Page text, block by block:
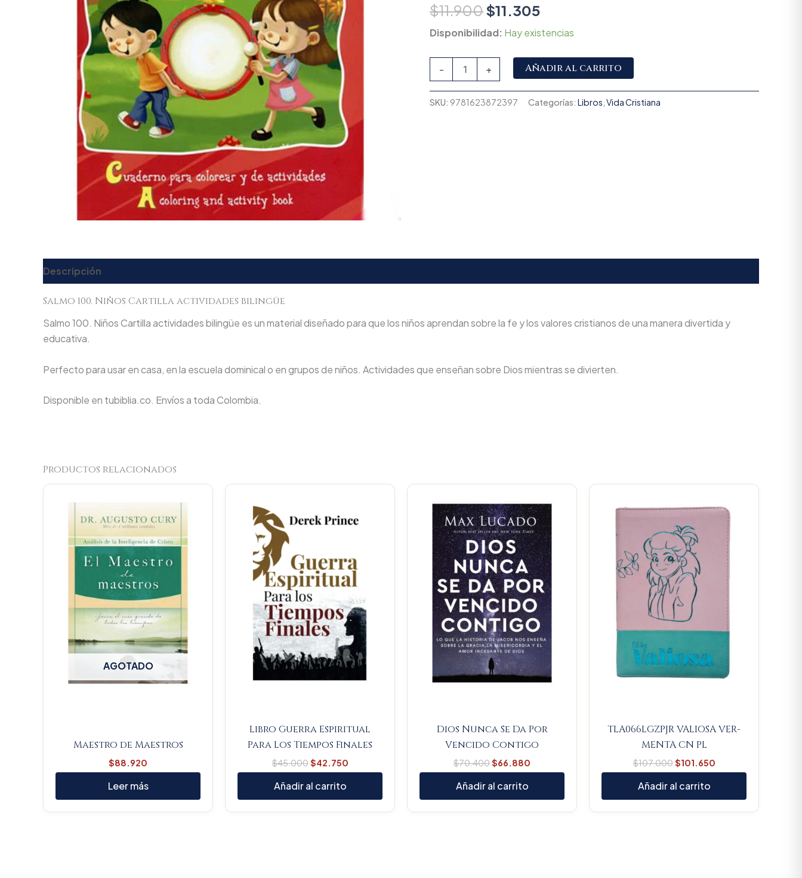
$11.900$11.305
Disponibilidad: Hay existencias
- + Añadir al carrito
SKU: 9781623872397 Categorías: Libros,Vida Cristiana
Descripción
Salmo 100. Niños Cartilla actividades bilingüe
Salmo 100. Niños Cartilla actividades bilingüe es un material diseñado para que los niños aprendan sobre la fe y los valores cristianos de una manera divertida y
educativa.
Perfecto para usar en casa, en la escuela dominical o en grupos de niños. Actividades que enseñan sobre Dios mientras se divierten.
Disponible en tubiblia.co. Envíos a toda Colombia.
Productos relacionados
AGOTADO
Maestro de Maestros
$88.920
Leer más
Libro Guerra Espiritual
Para Los Tiempos Finales
$45.000
$45.000.
$42.750
$42.750.
Añadir al carrito
Dios Nunca Se Da Por
Vencido Contigo
$70.400
was:
$70.400.
$66.880
is:
$66.880.
Añadir al carrito
TLA066LGZPJR VALIOSA VER-
MENTA CN PL
$107.000
was:
$101.650
is:
$101.650.
Añadir al carrito